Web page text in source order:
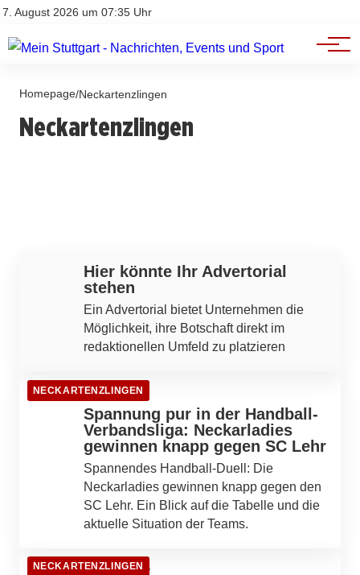
7. August 2026 um 07:35 Uhr
Impressum
Branchenbuch
Werbung
Homepage/Neckartenzlingen
Neckartenzlingen
13. März 2026
Chorwerkstatt Neckartenzlingen feiert 25
12. März 2026
23. Berufsinformationsbörse in
Neckartenzlingen: Eine Chance für die
Tischtennisverein Frickenhausen verteidigt
Hier könnte Ihr Advertorial
stehen
Ein Advertorial bietet Unternehmen die
Möglichkeit, ihre Botschaft direkt im
redaktionellen Umfeld zu platzieren
NECKARTENZLINGEN
11. März 2026
Spannung pur in der Handball-
Verbandsliga: Neckarladies
gewinnen knapp gegen SC Lehr
Spannendes Handball-Duell: Die
Neckarladies gewinnen knapp gegen den
SC Lehr. Ein Blick auf die Tabelle und die
aktuelle Situation der Teams.
NECKARTENZLINGEN
06. März 2026